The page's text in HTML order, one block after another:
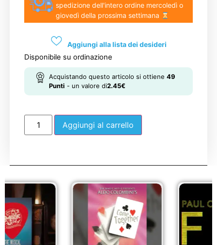
spedizione dell'intero ordine mercoledì o
giovedì della prossima settimana
Aggiungi alla lista dei desideri
Disponibile su ordinazione
Acquistando questo articolo si ottiene 49
Punti - un valore di2.45€
Aggiungi al carrello